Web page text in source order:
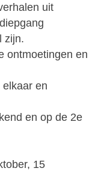
uit
zijn.
ontmoetingen en
en
en op de 2e
15